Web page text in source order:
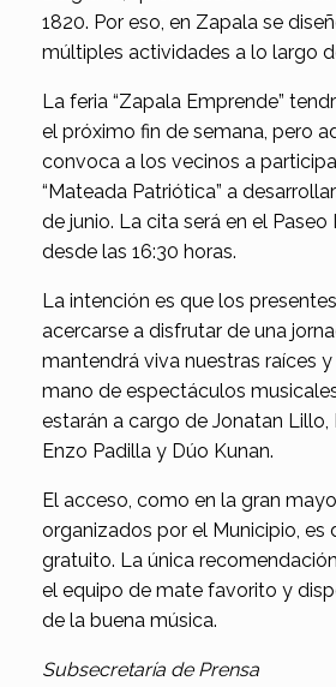
1820. Por eso, en Zapala se
múltiples actividades a lo largo
La feria “Zapala Emprende”
el próximo fin de semana, pero
convoca a los vecinos a
“Mateada Patriótica” a
de junio. La cita será en el Paseo
desde las 16:30 horas.
La intención es que los
acercarse a disfrutar de una
mantendrá viva nuestras raíces
mano de espectáculos
estarán a cargo de Jonatan Lillo,
Enzo Padilla y Dúo Kunan.
El acceso, como en la gran
organizados por el Municipio, es
gratuito. La única
el equipo de mate favorito y
de la buena música.
Subsecretaría de Prensa